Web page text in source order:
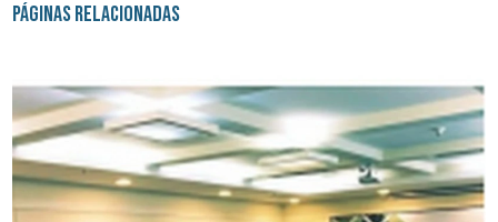
Páginas Relacionadas